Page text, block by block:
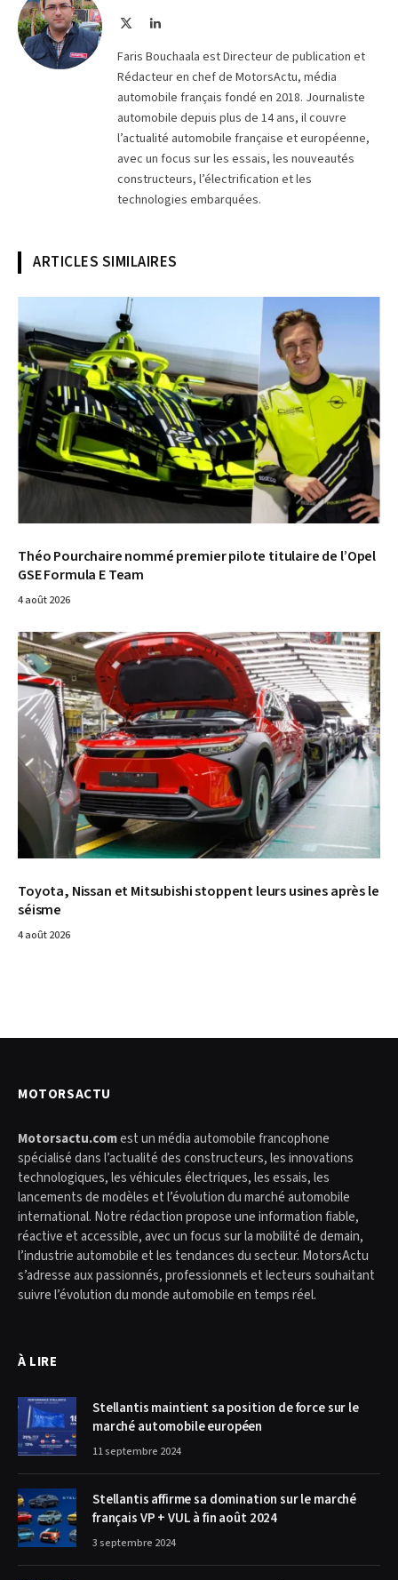
LinkedIn
Faris Bouchaala est Directeur de publication et
Rédacteur en chef de MotorsActu, média
automobile français fondé en 2018. Journaliste
automobile depuis plus de 14 ans, il couvre
l’actualité automobile française et européenne,
avec un focus sur les essais, les nouveautés
constructeurs, l’électrification et les
technologies embarquées.
ARTICLES SIMILAIRES
Théo Pourchaire nommé premier pilote titulaire de l’Opel
GSE Formula E Team
4 août 2026
© Toyota
Toyota, Nissan et Mitsubishi stoppent leurs usines après le
séisme
4 août 2026
MOTORSACTU
Motorsactu.comest un média automobile francophone
spécialisé dans l’actualité des constructeurs, les innovations
technologiques, les véhicules électriques, les essais, les
lancements de modèles et l’évolution du marché automobile
international. Notre rédaction propose une information fiable,
réactive et accessible, avec un focus sur la mobilité de demain,
l’industrie automobile et les tendances du secteur. MotorsActu
s’adresse aux passionnés, professionnels et lecteurs souhaitant
suivre l’évolution du monde automobile en temps réel.
À LIRE
Stellantis maintient sa position de force sur le
marché automobile européen
11 septembre 2024
Stellantis affirme sa domination sur le marché
français VP + VUL à fin août 2024
3 septembre 2024